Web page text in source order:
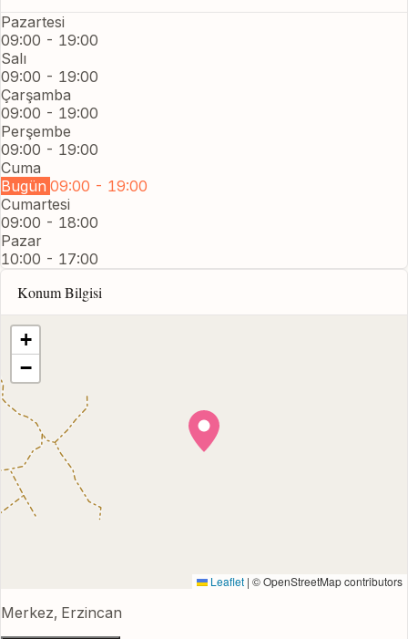
Pazartesi
09:00 - 19:00
Salı
09:00 - 19:00
Çarşamba
09:00 - 19:00
Perşembe
09:00 - 19:00
Cuma
Bugün 09:00 - 19:00
Cumartesi
09:00 - 18:00
Pazar
10:00 - 17:00
Konum Bilgisi
+
−
Leaflet | © OpenStreetMap contributors
Merkez, Erzincan